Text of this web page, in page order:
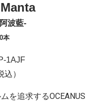
波藍-
本
1AJF
込）
を追求するOCEANUS